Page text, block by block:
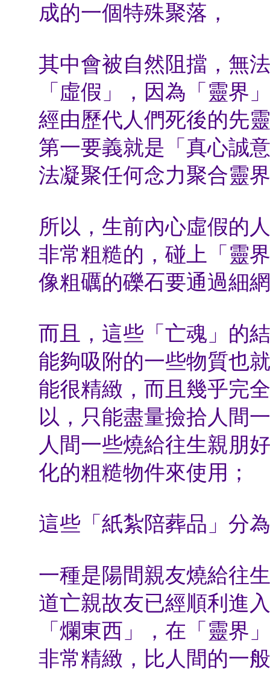
成的一個特殊聚落，
其中會被自然阻擋，無
「虛假」，因為「靈界
經由歷代人們死後的先
第一要義就是「真心誠
法凝聚任何念力聚合靈
所以，生前內心虛假的
非常粗糙的，碰上「靈
像粗礪的礫石要通過細
而且，這些「亡魂」的
能夠吸附的一些物質也
能很精緻，而且幾乎完
以，只能盡量撿拾人間
人間一些燒給往生親朋
化的粗糙物件來使用；
這些「紙紮陪葬品」分
一種是陽間親友燒給往
道亡親故友已經順利進
「爛東西」，在「靈界
非常精緻，比人間的一